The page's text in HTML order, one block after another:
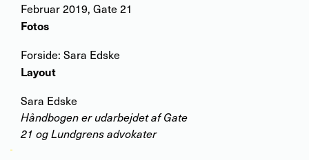
Februar 2019, Gate 21
Fotos
Forside: Sara Edske
Layout
Sara Edske
Håndbogen er udarbejdet af Gate
21 og Lundgrens advokater